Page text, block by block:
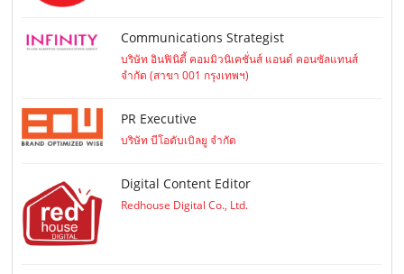
Communications Strategist
บริษัท อินฟินิตี้ คอมมิวนิเคชั่นส์ แอนด์ คอนซัลแทนส์
จำกัด (สาขา 001 กรุงเทพฯ)
PR Executive
บริษัท บีโอดับเบิลยู จำกัด
Digital Content Editor
Redhouse Digital Co., Ltd.